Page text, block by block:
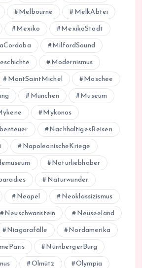
Melbourne MelkAbtei
Mexiko MexikoStadt
MilfordSound
Modernismus
MontSaintMichel Moschee
München Museum
Mykonos
NachhaltigesReisen
NapoleonischeKriege
Naturliebhaber
Naturwunder
Neapel Neoklassizismus
Neuschwanstein Neuseeland
Niagarafälle Nordamerika
NürnbergerBurg
Olmütz Olympia